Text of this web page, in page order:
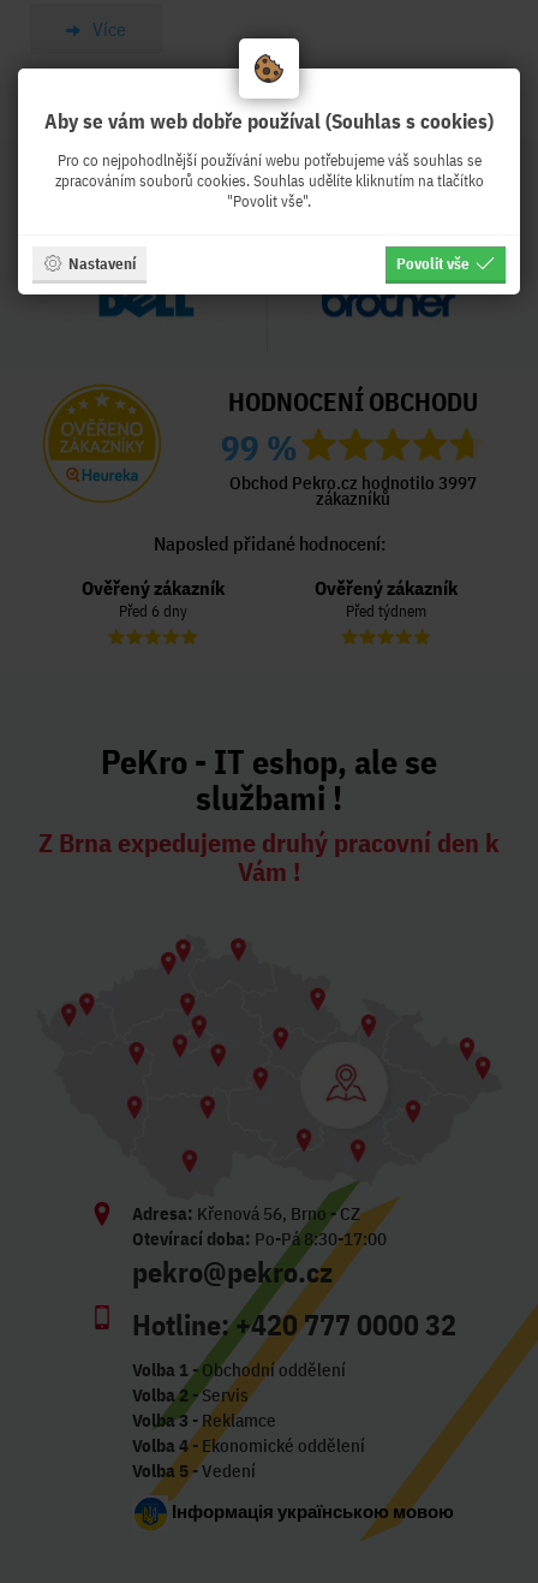
Více
HODNOCENÍ OBCHODU
99 %
Obchod Pekro.cz hodnotilo 3997
zákazníků
Naposled přidané hodnocení:
Ověřený zákazník
Před 6 dny
Ověřený zákazník
Před týdnem
PeKro - IT eshop, ale se
službami !
Z Brna expedujeme druhý pracovní den k
Vám !
Adresa: Křenová 56, Brno - CZ
Otevírací doba: Po-Pá 8:30-17:00
pekro@pekro.cz
Hotline:+420 777 0000 32
Volba 1- Obchodní oddělení
Volba 2 - Servis
Volba 3 - Reklamce
Volba 4- Ekonomické oddělení
Volba 5- Vedení
Інформація українською мовою
Aby se vám web dobře používal (Souhlas s cookies)
Pro co nejpohodlnější používání webu potřebujeme váš souhlas se
zpracováním souborů cookies. Souhlas udělíte kliknutím na tlačítko
"Povolit vše".
Nastavení Povolit vše